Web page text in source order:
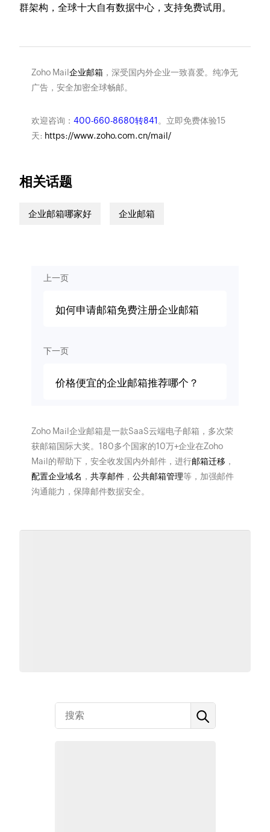
群架构，全球十大自有数据中心，支持免费试用。
Zoho Mail企业邮箱，深受国内外企业一致喜爱。纯净无
广告，安全加密全球畅邮。
欢迎咨询： 400-660-8680转841 。立即免费体验15
天: https://www.zoho.com.cn/mail/
相关话题
企业邮箱哪家好 企业邮箱
上一页
如何申请邮箱免费注册企业邮箱
下一页
价格便宜的企业邮箱推荐哪个？
Zoho Mail企业邮箱是一款SaaS云端电子邮箱，多次荣
获邮箱国际大奖。180多个国家的10万+企业在Zoho
Mail的帮助下，安全收发国内外邮件，进行邮箱迁移 ，
配置企业域名 ， 共享邮件， 公共邮箱管理等，加强邮件
沟通能力，保障邮件数据安全。